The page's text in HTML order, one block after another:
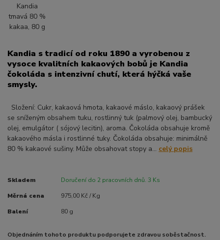
Kandia s tradicí od roku 1890 a vyrobenou z
vysoce kvalitních kakaových bobů je Kandia
čokoláda s intenzivní chutí, která hýčká vaše
smysly.
Složení: Cukr, kakaová hmota, kakaové máslo, kakaový prášek
se sníženým obsahem tuku, rostlinný tuk (palmový olej, bambucký
olej, emulgátor ( sójový lecitin), aroma. Čokoláda obsahuje kromě
kakaového másla i rostlinné tuky. Čokoláda obsahuje: minimálně
80 % kakaové sušiny. Může obsahovat stopy a... celý popis
Skladem Doručení do 2 pracovních dnů. 3 Ks
Měrná cena 975,00 Kč / Kg
Balení 80 g
Objednáním tohoto produktu podporujete zdravou soběstačnost.